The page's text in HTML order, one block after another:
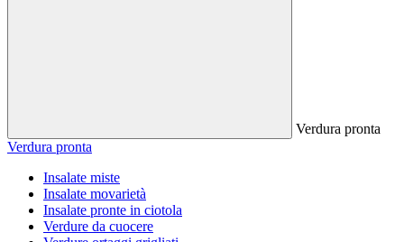
Verdura pronta
Verdura pronta
Insalate miste
Insalate movarietà
Insalate pronte in ciotola
Verdure da cuocere